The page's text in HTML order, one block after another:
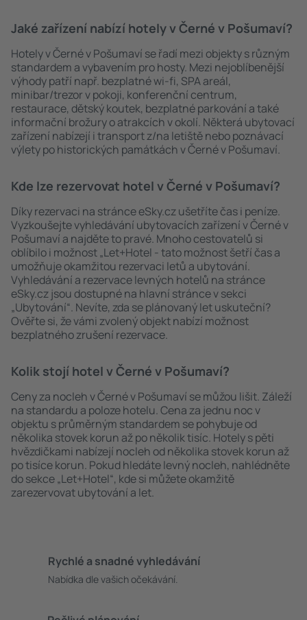
Jaké zařízení nabízí hotely v Černé v Pošumaví?
Hotely v Černé v Pošumaví se řadí mezi objekty s různým
standardem a vybavením pro hosty. Mezi nejoblíbenější
výhody patří např. bezplatné wi-fi, SPA areál,
minibar/trezor v pokoji, konferenční centrum,
restaurace, dětský koutek, bezplatné parkování a také
informační brožury o atrakcích v okolí. Některá ubytovací
zařízení nabízejí i transport z/na letiště nebo poznávací
výlety po historických památkách v Černé v Pošumaví.
Kde lze rezervovat hotel v Černé v Pošumaví?
Díky rezervaci na stránce eSky.cz ušetříte čas i peníze.
Vyzkoušejte vyhledávání ubytovacích zařízení v Černé v
Pošumaví a najděte to pravé. Mnoho cestovatelů si
oblíbilo i možnost „Let+Hotel - tato možnost šetří čas a
umožňuje okamžitou rezervaci letů a ubytování.
Vyhledávání a rezervace levných hotelů na stránce
eSky.cz jsou dostupné na hlavní stránce v sekci
„Ubytování“. Nevíte, zda se plánovaný let uskuteční?
Ověřte si, že vámi zvolený objekt nabízí možnost
bezplatného zrušení rezervace.
Kolik stojí hotel v Černé v Pošumaví?
Ceny za nocleh v Černé v Pošumaví se můžou lišit. Záleží
na standardu a poloze hotelu. Cena za jednu noc v
objektu s průměrným standardem se pohybuje od
několika stovek korun až po několik tisíc. Hotely s pěti
hvězdičkami nabízejí nocleh od několika stovek korun až
po tisíce korun. Pokud hledáte levný nocleh, nahlédněte
do sekce „Let+Hotel“, kde si můžete okamžitě
zarezervovat ubytování a let.
Rychlé a snadné vyhledávání
Nabídka dle vašich očekávání.